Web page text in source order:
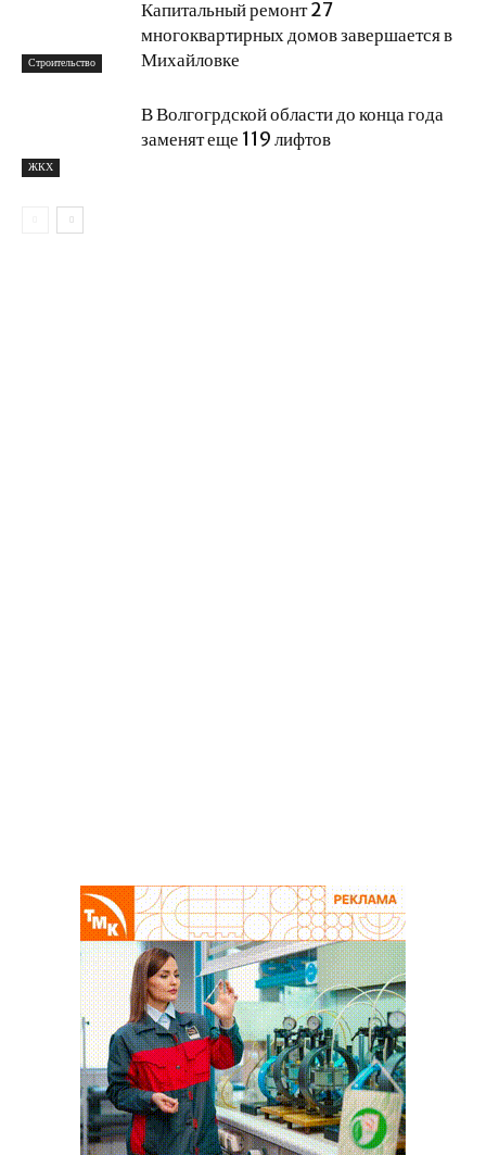
Строительство
Капитальный ремонт 27
многоквартирных домов завершается в
Михайловке
ЖКХ
В Волгогрдской области до конца года
заменят еще 119 лифтов